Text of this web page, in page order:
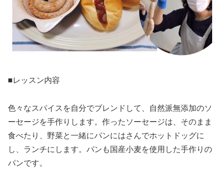
■レッスン内容
色々なスパイスを自分でブレンドして、自然派無添加のソ
ーセージを手作りします。作ったソーセージは、そのまま
食べたり、野菜と一緒にパンにはさんでホットドッグに
し、ランチにします。パンも国産小麦を使用した手作りの
パンです。⁡